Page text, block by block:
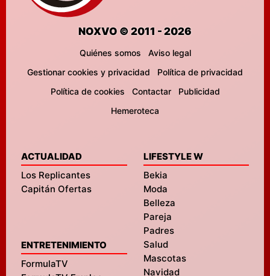
NOXVO © 2011 - 2026
Quiénes somos
Aviso legal
Gestionar cookies y privacidad
Política de privacidad
Política de cookies
Contactar
Publicidad
Hemeroteca
ACTUALIDAD
Los Replicantes
Capitán Ofertas
ENTRETENIMIENTO
FormulaTV
LIFESTYLE W
Bekia
Moda
Belleza
Pareja
Padres
Salud
Mascotas
Navidad